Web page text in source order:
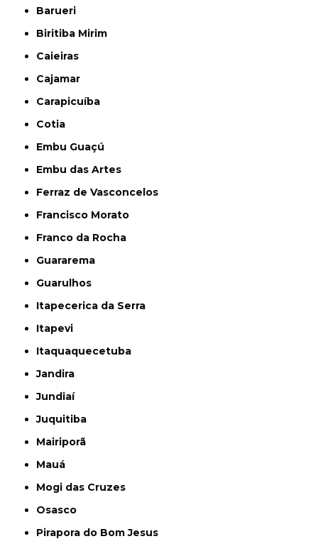
Barueri
Biritiba Mirim
Caieiras
Cajamar
Carapicuíba
Cotia
Embu Guaçú
Embu das Artes
Ferraz de Vasconcelos
Francisco Morato
Franco da Rocha
Guararema
Guarulhos
Itapecerica da Serra
Itapevi
Itaquaquecetuba
Jandira
Jundiaí
Juquitiba
Mairiporã
Mauá
Mogi das Cruzes
Osasco
Pirapora do Bom Jesus